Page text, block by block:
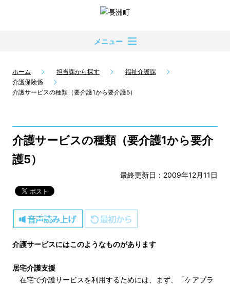
メニュー
ホーム 担当課から探す
福祉介護課
介護保険係
介護サービスの種類（要介護1から要介護5）
介護サービスの種類（要介護1から要介
護5）
最終更新日：2009年12月11日
介護サービスにはこのようなものがあります
居宅介護支援
在宅で介護サービスを利用するためには、まず、「ケアプラ